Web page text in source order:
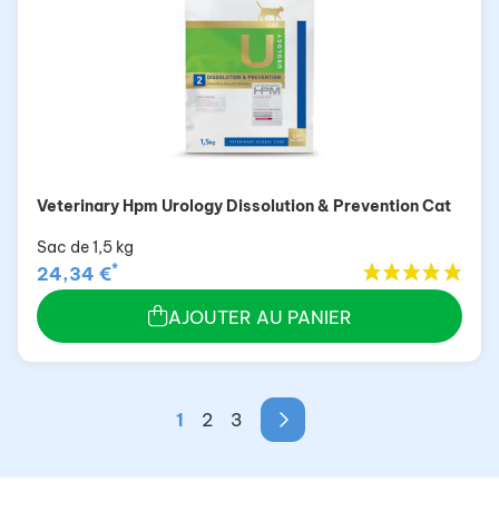
Veterinary Hpm Urology Dissolution & Prevention Cat
Sac de 1,5 kg
24,34 €*
AJOUTER AU PANIER
1 2 3